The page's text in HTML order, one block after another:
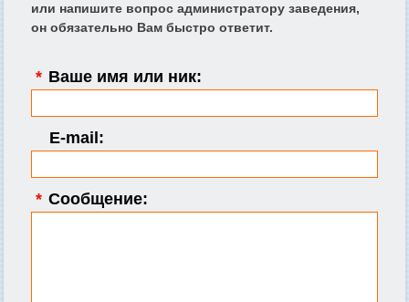
или напишите вопрос администратору заведения,
он обязательно Вам быстро ответит.
* Ваше имя или ник:
E-mail:
* Сообщение: